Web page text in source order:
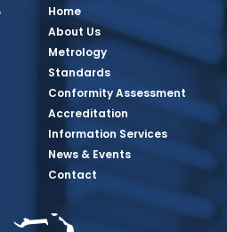
PagePage
Page
Page
Youtube Page
Home
About Us
Metrology
Standards
Conformity Assessment
Accreditation
Information Services
News & Events
Contact